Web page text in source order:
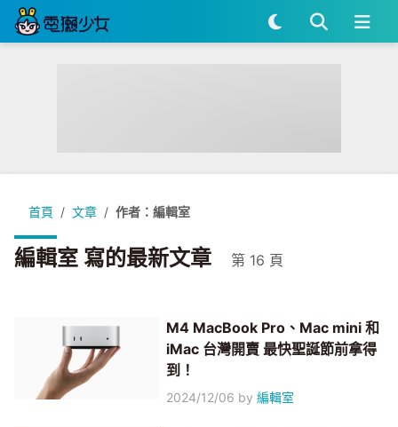
首頁 文章 作者：編輯室
編輯室 寫的最新文章 第 16 頁
M4 MacBook Pro、Mac mini 和
iMac 台灣開賣 最快聖誕節前拿得
到！
2024/12/06 by編輯室